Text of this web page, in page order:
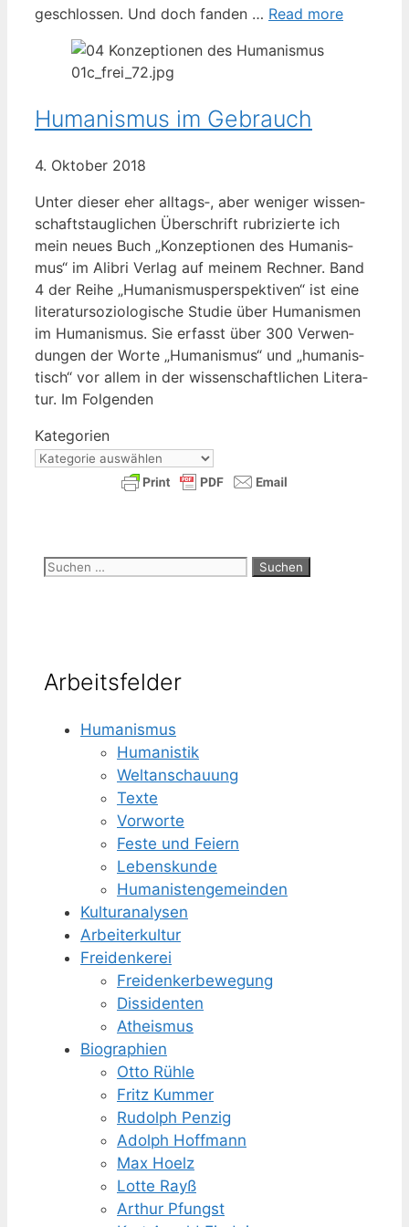
geschlos­sen. Und doch fan­den … Read more
Humanismus im Gebrauch
4. Okto­ber 2018
Unter die­ser eher alltags‑, aber weni­ger wis­sen­
schafts­taug­li­chen Über­schrift rubri­zier­te ich
mein neu­es Buch „Kon­zep­tio­nen des Huma­nis­
mus“ im Ali­bri Ver­lag auf mei­nem Rech­ner. Band
4 der Rei­he „Huma­nis­mus­per­spek­ti­ven“ ist eine
lite­ra­tur­so­zio­lo­gi­sche Stu­die über Huma­nis­men
im Huma­nis­mus. Sie erfasst über 300 Ver­wen­
dun­gen der Wor­te „Huma­nis­mus“ und „huma­nis­
tisch“ vor allem in der wis­sen­schaft­li­chen Lite­ra­
tur. Im Folgenden
Kate­go­rien
Suchen
Arbeitsfelder
Humanismus
Humanistik
Weltanschauung
Texte
Vorworte
Feste und Feiern
Lebenskunde
Humanisten­gemeinden
Kulturanalysen
Arbeiterkultur
Freidenkerei
Freidenker­bewegung
Dissidenten
Atheismus
Biographien
Otto Rühle
Fritz Kummer
Rudolph Penzig
Adolph Hoffmann
Max Hoelz
Lotte Rayß
Arthur Pfungst